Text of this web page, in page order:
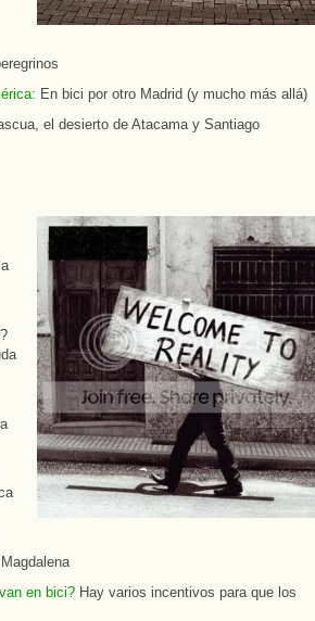
En bici por otro Madrid (y mucho más allá)
el desierto de Atacama y Santiago
en bici?Hay varios incentivos para que los